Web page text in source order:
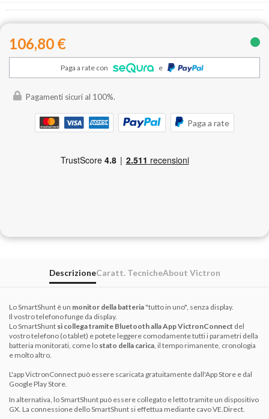
106,80 €
Paga a rate con e
Pagamenti sicuri al 100%.
Paga a rate
DescrizioneCaratt. TecnicheAbout Victron
Lo SmartShunt è un monitor della batteria "tutto in uno", senza display.
Il vostro telefono funge da display.
Lo SmartShunt si collega tramite Bluetooth alla App VictronConnect del
vostro telefono (o tablet) e potete leggere comodamente tutti i parametri della
batteria monitorati, come lo stato della carica, il tempo rimanente, cronologia
e molto altro.
L'app VictronConnect può essere scaricata gratuitamente dall'App Store e dal
Google Play Store.
In alternativa, lo SmartShunt può essere collegato e letto tramite un dispositivo
GX. La connessione dello SmartShunt si effettua mediante cavo VE.Direct.